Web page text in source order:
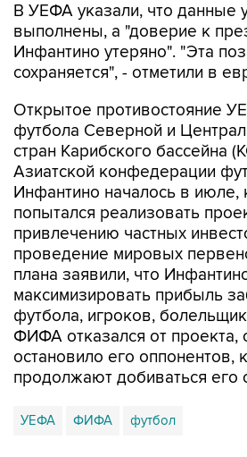
В УЕФА указали, что данные
выполнены, а "доверие к
Инфантино утеряно". "Эта
сохраняется", - отметили в
Открытое противостояние
футбола Северной и
стран Карибского бассейна
Азиатской конфедерации
Инфантино началось в июле,
попытался реализовать
привлечению частных
проведение мировых
плана заявили, что
максимизировать прибыль
футбола, игроков,
ФИФА отказался от проекта,
остановило его оппонентов,
продолжают добиваться его
УЕФА ФИФА футбол